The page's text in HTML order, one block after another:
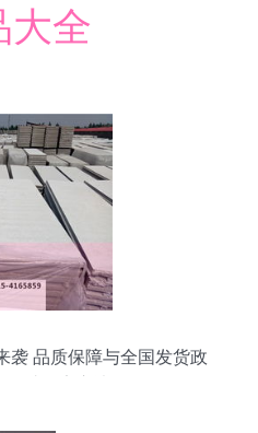
大全
袭 品质保障与全国发货政